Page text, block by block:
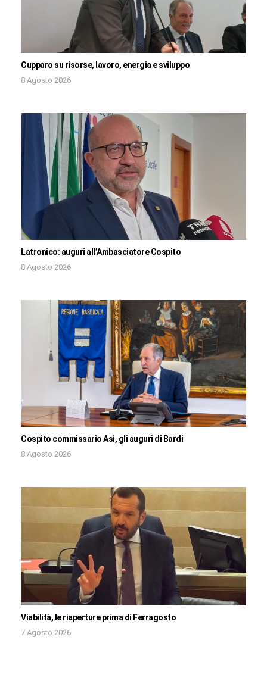
Cupparo su risorse, lavoro, energia e sviluppo
8 Agosto 2026
Latronico: auguri all’Ambasciatore Cospito
8 Agosto 2026
Cospito commissario Asi, gli auguri di Bardi
8 Agosto 2026
Viabilità, le riaperture prima di Ferragosto
7 Agosto 2026